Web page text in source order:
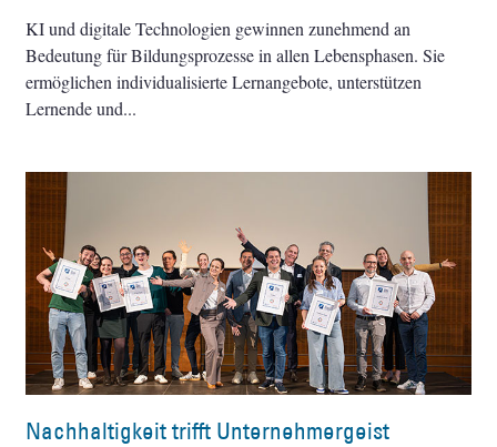
KI und digitale Technologien gewinnen zunehmend an
Bedeutung für Bildungsprozesse in allen Lebensphasen. Sie
ermöglichen individualisierte Lernangebote, unterstützen
Lernende und
Nachhaltigkeit trifft Unternehmergeist